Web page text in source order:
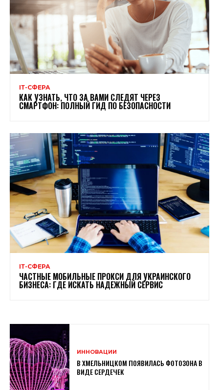
ІТ-СФЕРА
КАК УЗНАТЬ, ЧТО ЗА ВАМИ СЛЕДЯТ ЧЕРЕЗ
СМАРТФОН: ПОЛНЫЙ ГИД ПО БЕЗОПАСНОСТИ
ІТ-СФЕРА
ЧАСТНЫЕ МОБИЛЬНЫЕ ПРОКСИ ДЛЯ УКРАИНСКОГО
БИЗНЕСА: ГДЕ ИСКАТЬ НАДЕЖНЫЙ СЕРВИС
ИННОВАЦИИ
В ХМЕЛЬНИЦКОМ ПОЯВИЛАСЬ ФОТОЗОНА В
ВИДЕ СЕРДЕЧЕК